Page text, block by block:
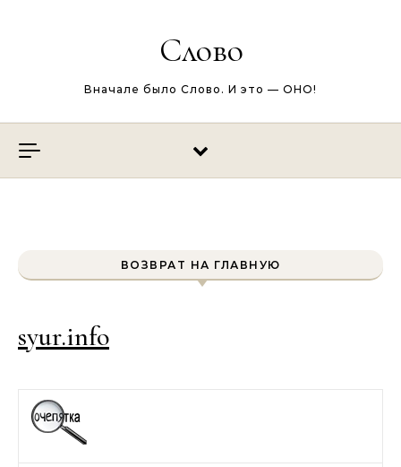
Слово
Вначале было Слово. И это — ОНО!
ВОЗВРАТ НА ГЛАВНУЮ
syur.info